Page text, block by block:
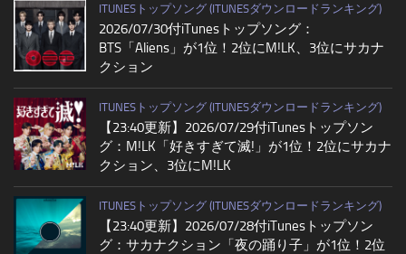
ITUNESトップソング (ITUNESダウンロードランキング)
2026/07/30付iTunesトップソング：
BTS「Aliens」が1位！2位にM!LK、3位にサカナ
クション
ITUNESトップソング (ITUNESダウンロードランキング)
【23:40更新】2026/07/29付iTunesトップソン
グ：M!LK「好きすぎて滅!」が1位！2位にサカナ
クション、3位にM!LK
ITUNESトップソング (ITUNESダウンロードランキング)
【23:40更新】2026/07/28付iTunesトップソン
グ：サカナクション「夜の踊り子」が1位！2位